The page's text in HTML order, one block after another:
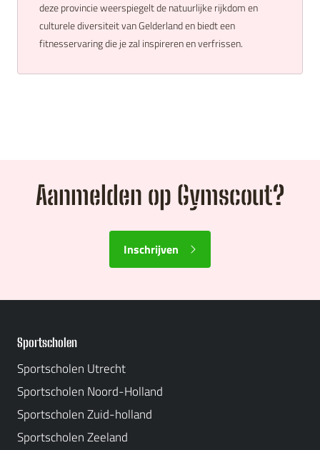
deze provincie weerspiegelt de natuurlijke rijkdom en
culturele diversiteit van Gelderland en biedt een
fitnesservaring die je zal inspireren en verfrissen.
Aanmelden op Gymscout?
Inschrijven
Sportscholen
Sportscholen Utrecht
Sportscholen Noord-Holland
Sportscholen Zuid-holland
Sportscholen Zeeland